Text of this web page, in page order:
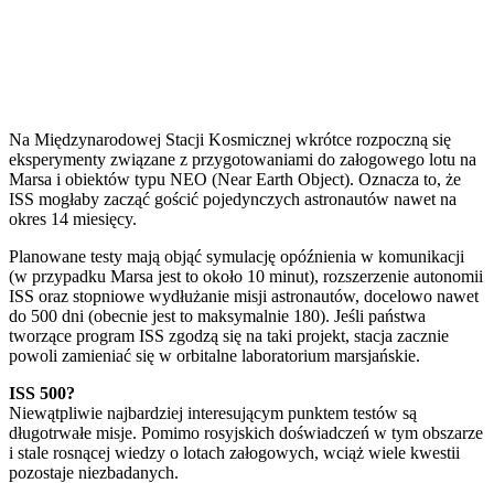
Na Międzynarodowej Stacji Kosmicznej wkrótce rozpoczną się
eksperymenty związane z przygotowaniami do załogowego lotu na
Marsa i obiektów typu NEO (Near Earth Object). Oznacza to, że
ISS mogłaby zacząć gościć pojedynczych astronautów nawet na
okres 14 miesięcy.
Planowane testy mają objąć symulację opóźnienia w komunikacji
(w przypadku Marsa jest to około 10 minut), rozszerzenie autonomii
ISS oraz stopniowe wydłużanie misji astronautów, docelowo nawet
do 500 dni (obecnie jest to maksymalnie 180). Jeśli państwa
tworzące program ISS zgodzą się na taki projekt, stacja zacznie
powoli zamieniać się w orbitalne laboratorium marsjańskie.
ISS 500?
Niewątpliwie najbardziej interesującym punktem testów są
długotrwałe misje. Pomimo rosyjskich doświadczeń w tym obszarze
i stale rosnącej wiedzy o lotach załogowych, wciąż wiele kwestii
pozostaje niezbadanych.